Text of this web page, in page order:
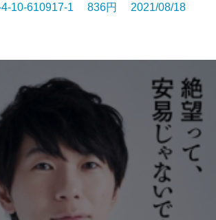
10-610917-1 836円 2021/08/18